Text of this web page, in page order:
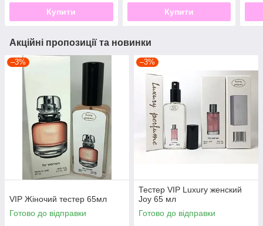
Купити Купити
Акційні пропозиції та новинки
–3%
VIP Жіночий тестер 65мл
Готово до відправки
–3%
Тестер VIP Luxury женский
Joy 65 мл
Готово до відправки